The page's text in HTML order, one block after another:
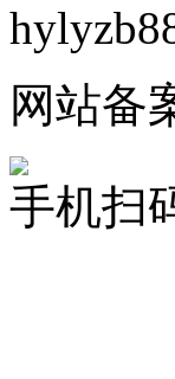
网站备
手机扫